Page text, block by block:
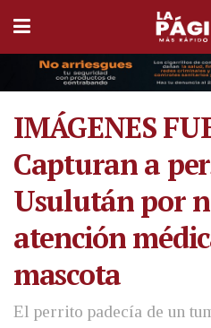
IMÁGENES
Capturan a
Usulután por
atención
mascota
El perrito padecía de un